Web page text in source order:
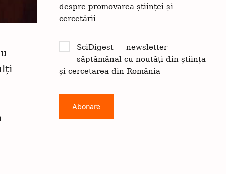
despre promovarea științei și
cercetării
SciDigest — newsletter
săptămânal cu noutăți din știința
și cercetarea din România